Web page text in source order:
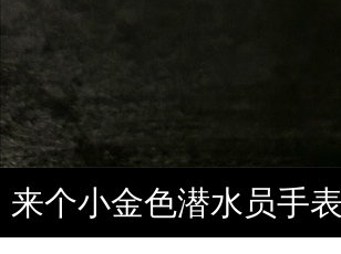
来个小金色潜水员手